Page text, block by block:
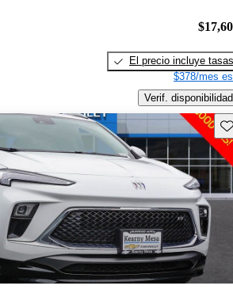
El precio incluye tasas
$378/mes
Verif. disponibilidad